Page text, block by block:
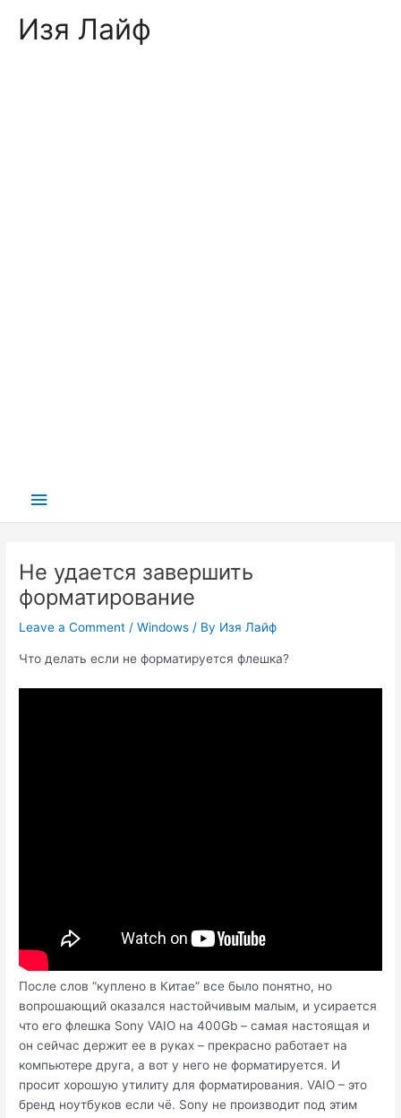
Изя Лайф
Main
Не удается завершить
форматирование
Leave a Comment /Windows / By Изя Лайф
Что делать если не форматируется флешка?
После слов “куплено в Китае” все было понятно, но
вопрошающий оказался настойчивым малым, и усирается
что его флешка Sony VAIO на 400Gb – самая настоящая и
он сейчас держит ее в руках – прекрасно работает на
компьютере друга, а вот у него не форматируется. И
просит хорошую утилиту для форматирования. VAIO – это
бренд ноутбуков если чё. Sony не производит под этим